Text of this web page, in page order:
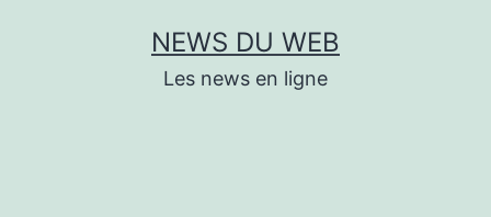
NEWS DU WEB
Les news en ligne